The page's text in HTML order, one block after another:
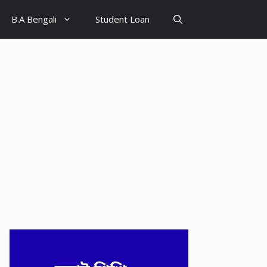
B.A Bengali Student Loan